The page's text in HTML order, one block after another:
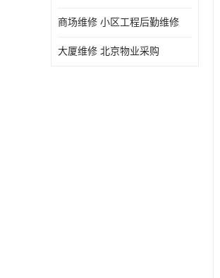
商场维修 小区工程后勤维修
大厦维修 北京物业采购